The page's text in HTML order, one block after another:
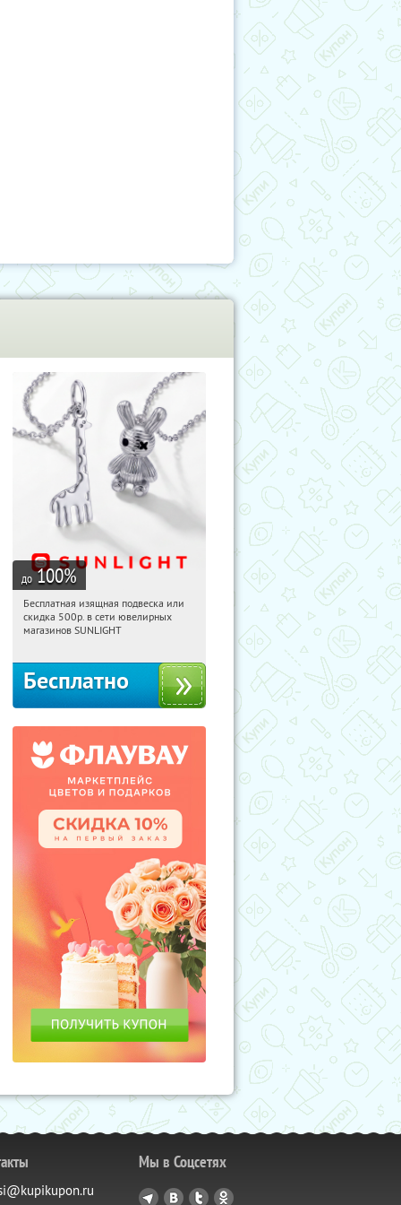
до 100%
16:36:17 Получили:
Россия
Бесплатная изящная подвеска или
скидка 500р. в сети ювелирных
магазинов SUNLIGHT
Бесплатно
Мы в Соцсетях